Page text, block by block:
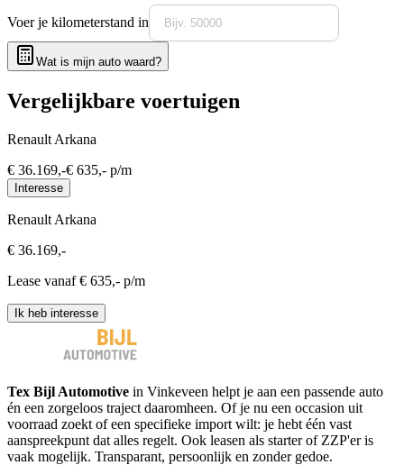
Voer je kilometerstand in
Wat is mijn auto waard?
Vergelijkbare voertuigen
Renault Arkana
€ 36.169,-€ 635,- p/m
Interesse
Renault Arkana
€ 36.169,-
Lease vanaf € 635,- p/m
Ik heb interesse
Tex Bijl Automotive in Vinkeveen helpt je aan een passende auto
én een zorgeloos traject daaromheen. Of je nu een occasion uit
voorraad zoekt of een specifieke import wilt: je hebt één vast
aanspreekpunt dat alles regelt. Ook leasen als starter of ZZP'er is
vaak mogelijk. Transparant, persoonlijk en zonder gedoe.